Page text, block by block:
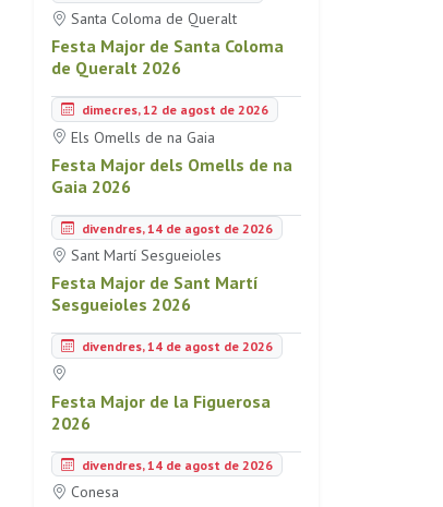
Santa Coloma de Queralt
Festa Major de Santa Coloma
de Queralt 2026
dimecres, 12 de agost de 2026
Els Omells de na Gaia
Festa Major dels Omells de na
Gaia 2026
divendres, 14 de agost de 2026
Sant Martí Sesgueioles
Festa Major de Sant Martí
Sesgueioles 2026
divendres, 14 de agost de 2026
Festa Major de la Figuerosa
2026
divendres, 14 de agost de 2026
Conesa